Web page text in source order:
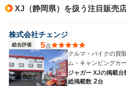
XJ（静岡県）を扱う注目販売
株式会社チェンジ
総合評価 5点
クルマ・バイクの買
ム・キャンピングカ
ジャガー XJの掲載台
総掲載数 2台